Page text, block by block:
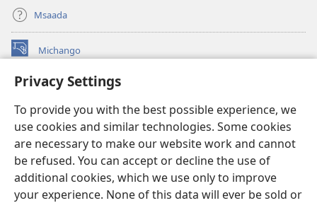
Privacy Settings
To provide you with the best possible experience, we
use cookies and similar technologies. Some cookies
are necessary to make our website work and cannot
be refused. You can accept or decline the use of
additional cookies, which we use only to improve
your experience. None of this data will ever be sold or
Msaada
Michango
(opens
window)Watchtower MAKTABA KWENYE MTANDAO™
new
window)JW Hub ®
(opens
new
window)
®
Watchtower Library